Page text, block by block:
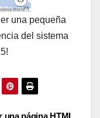
una pequeña
del sistema